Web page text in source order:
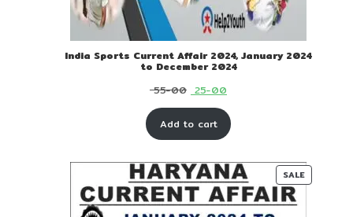
India Sports Current Affair 2024, January 2024
to December 2024
55-00 Original
price
was:
00.
25-00Current
price
is:
00.
Add to cart
SALE